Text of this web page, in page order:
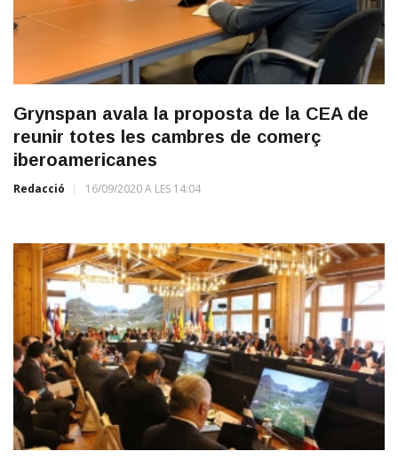
Grynspan avala la proposta de la CEA de
reunir totes les cambres de comerç
iberoamericanes
Redacció 16/09/2020 A LES 14:04